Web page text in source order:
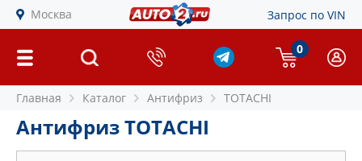
Москва Запрос по VIN
0
Главная Каталог Антифриз TOTACHI
Антифриз TOTACHI